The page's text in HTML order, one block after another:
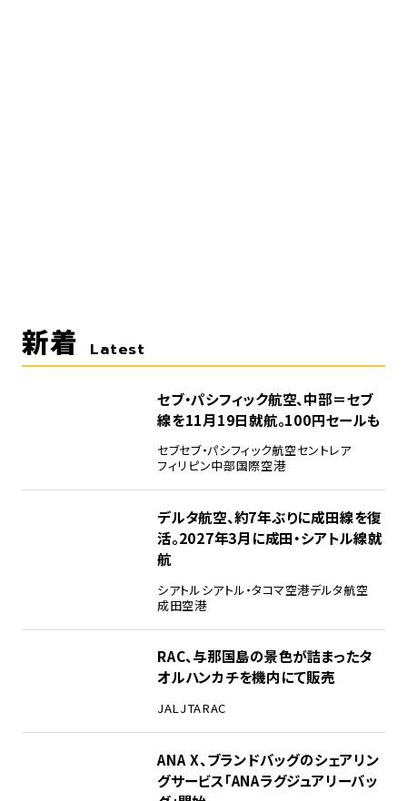
新着 Latest
セブ・パシフィック航空、中部＝セブ
線を11月19日就航。100円セールも
セブセブ・パシフィック航空セントレア
フィリピン中部国際空港
デルタ航空、約7年ぶりに成田線を復
活。2027年3月に成田・シアトル線就
航
シアトルシアトル・タコマ空港デルタ航空
成田空港
RAC、与那国島の景色が詰まったタ
オルハンカチを機内にて販売
JALJTARAC
ANA X、ブランドバッグのシェアリン
グサービス「ANAラグジュアリーバッ